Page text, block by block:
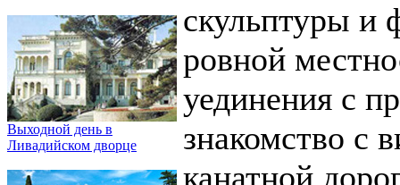
Выходной день в
Ливадийском дворце
скульптуры и
ровной
уединения с
знакомство с
канатной